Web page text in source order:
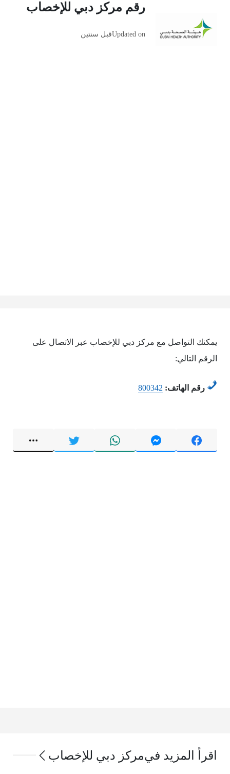
رقم مركز دبي للإخصاب
Updated onقبل سنتين
يمكنك التواصل مع مركز دبي للإخصاب عبر الاتصال على
الرقم التالي:
رقم الهاتف: 800342
اقرأ المزيد فيمركز دبي للإخصاب